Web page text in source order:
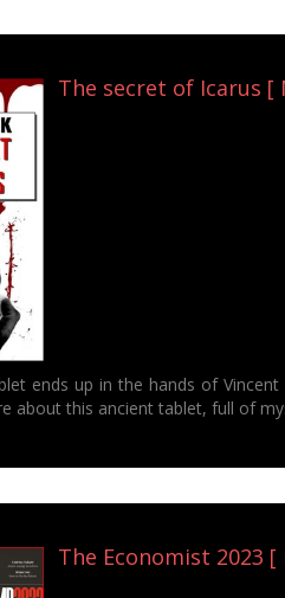
The secret of Icarus [
ends up in the hands of
about this ancient tablet, full of
The Economist 2023 [